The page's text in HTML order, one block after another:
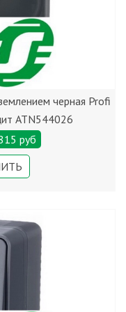
черная Profi
ATN544026
руб